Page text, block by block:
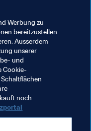
in die Schatzkiste
die FIFA Futsal-
und in Iran. Die
hingegen sind
erwartet Sie
und Fakten.
und die
alle FIFA-Turniere,
Bilder sowie die
Werbung zu
bereitzustellen
Ausserdem
unserer
und
Cookie-
noch